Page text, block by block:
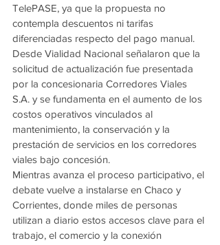
TelePASE, ya que la propuesta no
contempla descuentos ni tarifas
diferenciadas respecto del pago manual.
Desde Vialidad Nacional señalaron que la
solicitud de actualización fue presentada
por la concesionaria Corredores Viales
S.A. y se fundamenta en el aumento de los
costos operativos vinculados al
mantenimiento, la conservación y la
prestación de servicios en los corredores
viales bajo concesión.
Mientras avanza el proceso participativo, el
debate vuelve a instalarse en Chaco y
Corrientes, donde miles de personas
utilizan a diario estos accesos clave para el
trabajo, el comercio y la conexión